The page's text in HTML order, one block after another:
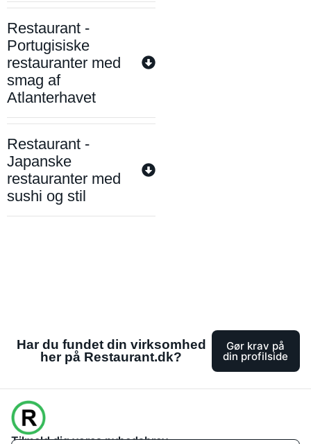
Restaurant -
Portugisiske
restauranter med
smag af
Atlanterhavet
Restaurant -
Japanske
restauranter med
sushi og stil
Har du fundet din virksomhed
her på Restaurant.dk?
Gør krav på
din profilside
Tilmeld dig vores nyhedsbrev